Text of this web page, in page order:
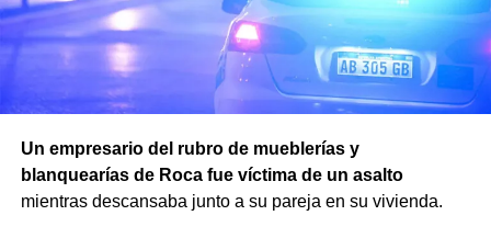
Un empresario del rubro de mueblerías y
blanquearías de Roca fue víctima de un asalto
mientras descansaba junto a su pareja en su vivienda.